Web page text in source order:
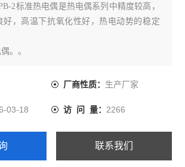
2标准热电偶是热电偶系列中精度较高，
好，高温下抗氧化性好，热电动势的稳定
。。
厂商性质： 生产厂家
03-18 访 问 量： 2266
联系我们